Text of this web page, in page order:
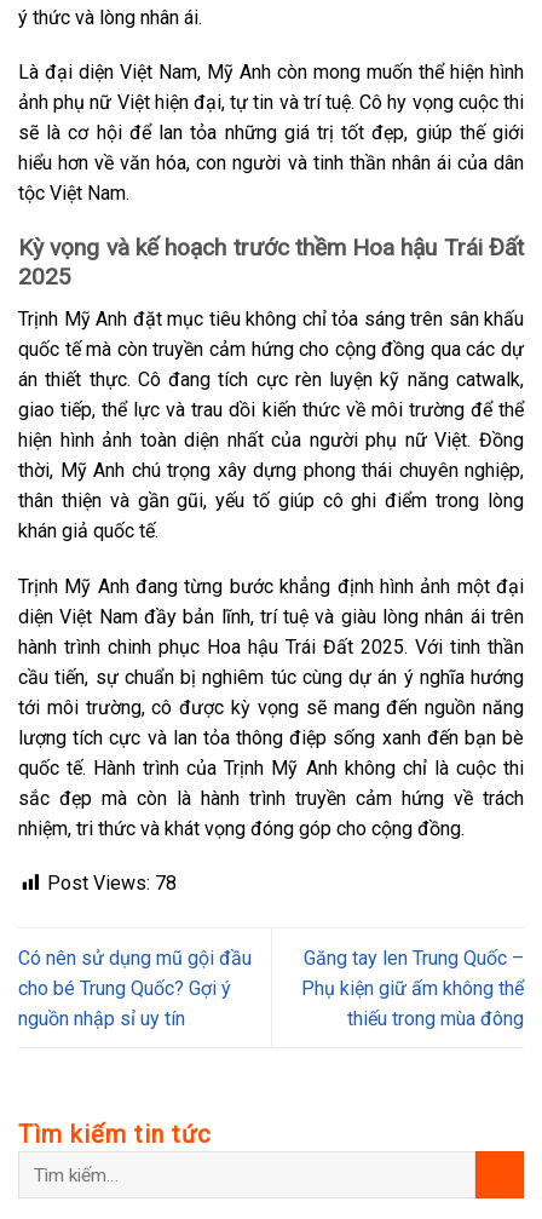
ý thức và lòng nhân ái.
Là đại diện Việt Nam, Mỹ Anh còn mong muốn thể hiện hình
ảnh phụ nữ Việt hiện đại, tự tin và trí tuệ. Cô hy vọng cuộc thi
sẽ là cơ hội để lan tỏa những giá trị tốt đẹp, giúp thế giới
hiểu hơn về văn hóa, con người và tinh thần nhân ái của dân
tộc Việt Nam.
Kỳ vọng và kế hoạch trước thềm Hoa hậu Trái Đất
2025
Trịnh Mỹ Anh đặt mục tiêu không chỉ tỏa sáng trên sân khấu
quốc tế mà còn truyền cảm hứng cho cộng đồng qua các dự
án thiết thực. Cô đang tích cực rèn luyện kỹ năng catwalk,
giao tiếp, thể lực và trau dồi kiến thức về môi trường để thể
hiện hình ảnh toàn diện nhất của người phụ nữ Việt. Đồng
thời, Mỹ Anh chú trọng xây dựng phong thái chuyên nghiệp,
thân thiện và gần gũi, yếu tố giúp cô ghi điểm trong lòng
khán giả quốc tế.
Trịnh Mỹ Anh đang từng bước khẳng định hình ảnh một đại
diện Việt Nam đầy bản lĩnh, trí tuệ và giàu lòng nhân ái trên
hành trình chinh phục Hoa hậu Trái Đất 2025. Với tinh thần
cầu tiến, sự chuẩn bị nghiêm túc cùng dự án ý nghĩa hướng
tới môi trường, cô được kỳ vọng sẽ mang đến nguồn năng
lượng tích cực và lan tỏa thông điệp sống xanh đến bạn bè
quốc tế. Hành trình của Trịnh Mỹ Anh không chỉ là cuộc thi
sắc đẹp mà còn là hành trình truyền cảm hứng về trách
nhiệm, tri thức và khát vọng đóng góp cho cộng đồng.
Post Views: 78
Có nên sử dụng mũ gội đầu
cho bé Trung Quốc? Gợi ý
nguồn nhập sỉ uy tín
Găng tay len Trung Quốc –
Phụ kiện giữ ấm không thể
thiếu trong mùa đông
Tìm kiếm tin tức